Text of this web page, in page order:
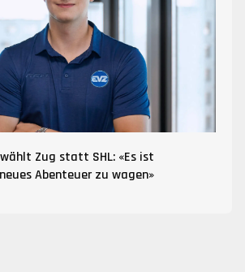
Zug statt SHL: «Es ist
Abenteuer zu wagen»